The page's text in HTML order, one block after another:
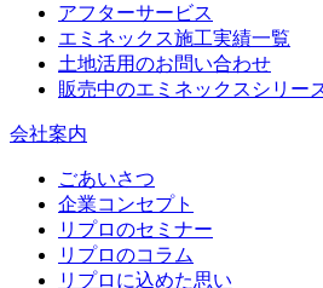
アフターサービス
エミネックス施工実績一覧
土地活用のお問い合わせ
販売中のエミネックスシリー
会社案内
ごあいさつ
企業コンセプト
リプロのセミナー
リプロのコラム
リプロに込めた思い